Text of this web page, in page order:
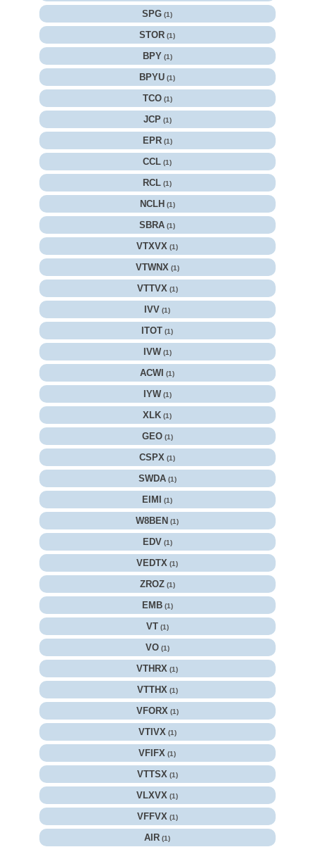
SPG (1)
STOR (1)
BPY (1)
BPYU (1)
TCO (1)
JCP (1)
EPR (1)
CCL (1)
RCL (1)
NCLH (1)
SBRA (1)
VTXVX (1)
VTWNX (1)
VTTVX (1)
IVV (1)
ITOT (1)
IVW (1)
ACWI (1)
IYW (1)
XLK (1)
GEO (1)
CSPX (1)
SWDA (1)
EIMI (1)
W8BEN (1)
EDV (1)
VEDTX (1)
ZROZ (1)
EMB (1)
VT (1)
VO (1)
VTHRX (1)
VTTHX (1)
VFORX (1)
VTIVX (1)
VFIFX (1)
VTTSX (1)
VLXVX (1)
VFFVX (1)
AIR (1)